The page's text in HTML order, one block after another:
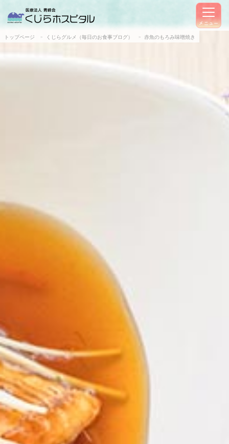
メニュー
トップページ くじらグルメ（毎日のお食事ブログ） 赤魚のもろみ味噌焼き